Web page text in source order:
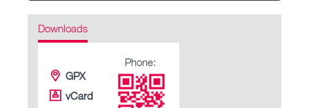
Downloads
GPX
vCard
Phone: